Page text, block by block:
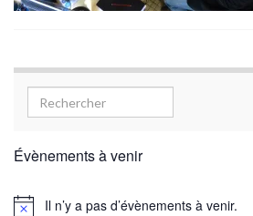
Évènements à venir
Il n’y a pas d’évènements à venir.